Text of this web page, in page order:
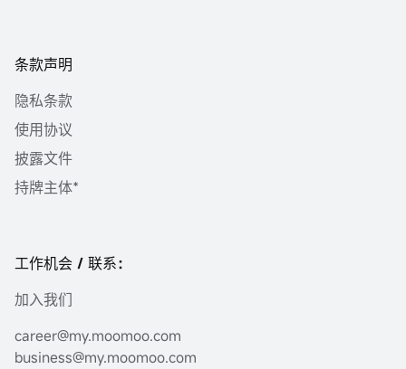
条款声明
隐私条款
使用协议
披露文件
持牌主体*
工作机会 / 联系：
加入我们
career@my.moomoo.com
business@my.moomoo.com